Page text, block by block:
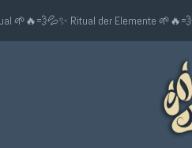
🌱🔥💨💦✨ Ritual der Elemente